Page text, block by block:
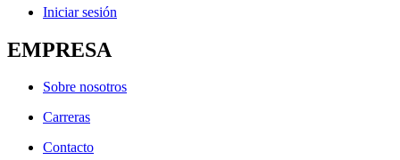
Iniciar sesión
EMPRESA
Sobre nosotros
Carreras
Contacto